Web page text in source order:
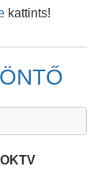
kattints!